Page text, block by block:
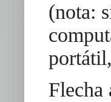
(nota:
Flecha